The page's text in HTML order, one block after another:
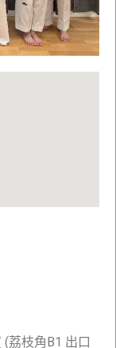
荔枝角B1 出口